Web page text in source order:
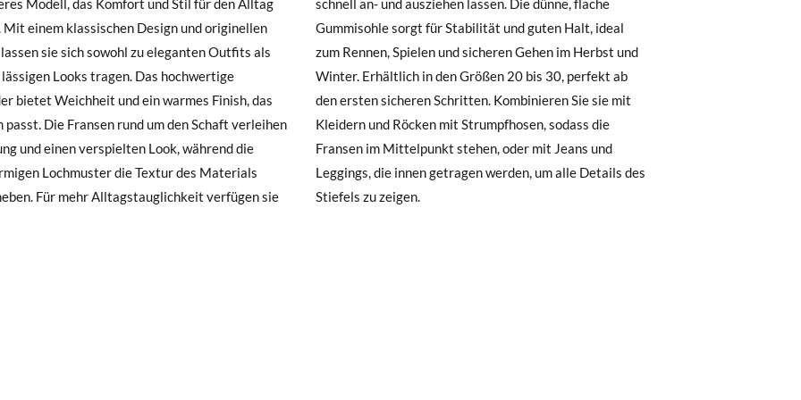
Modell, das Komfort und Stil für den Alltag
einem klassischen Design und originellen
sie sich sowohl zu eleganten Outfits als
lässigen Looks tragen. Das hochwertige
bietet Weichheit und ein warmes Finish, das
passt. Die Fransen rund um den Schaft verleihen
und einen verspielten Look, während die
Lochmuster die Textur des Materials
Für mehr Alltagstauglichkeit verfügen sie
und ausziehen lassen. Die dünne, flache
sorgt für Stabilität und guten Halt, ideal
Spielen und sicheren Gehen im Herbst und
in den Größen 20 bis 30, perfekt ab
sicheren Schritten. Kombinieren Sie sie mit
und Röcken mit Strumpfhosen, sodass die
im Mittelpunkt stehen, oder mit Jeans und
die innen getragen werden, um alle Details des
Stiefels zu zeigen.
Schuhe ankommen und nicht ganz Ihren Vorstellungen entsprechen, können Sie ganz einfach eine kostenlose
beantragen.
ein Kundenkonto haben, loggen Sie sich einfach ein, um den Vorgang zu starten. Wenn Sie als Gast bestellt
Sie bitte unsereRuecksendungund geben Sie Ihre Bestellnummer sowie die beim Kauf verwendete E-
ein. Ein Rücksendeetikett wird Ihnen dann automatisch an Ihr Postfach gesendet.
Artikel umzutauschen, senden Sie bitte Ihr ursprüngliches Paar unter Verwendung des bereitgestellten
einer Postfiliale zurück und geben Sie eine neue Bestellung für die gewünschte Größe oder den